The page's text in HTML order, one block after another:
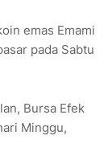
emas Emami
pada Sabtu
Bursa Efek
Minggu,